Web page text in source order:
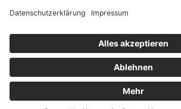
und Mühlenprodukte ·
Cookie-Einstellungen
Alle Preise inkl. der gesetzlichen MwSt.
Die durchgestrichenen Preise entsprechen dem